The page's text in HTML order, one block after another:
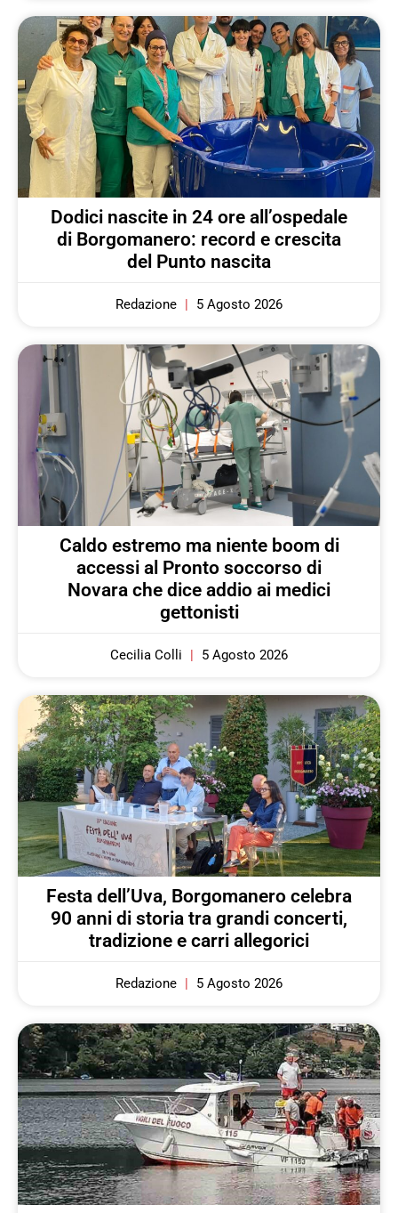
Dodici nascite in 24 ore all’ospedale
di Borgomanero: record e crescita
del Punto nascita
Redazione 5 Agosto 2026
Caldo estremo ma niente boom di
accessi al Pronto soccorso di
Novara che dice addio ai medici
gettonisti
Cecilia Colli 5 Agosto 2026
Festa dell’Uva, Borgomanero celebra
90 anni di storia tra grandi concerti,
tradizione e carri allegorici
Redazione 5 Agosto 2026